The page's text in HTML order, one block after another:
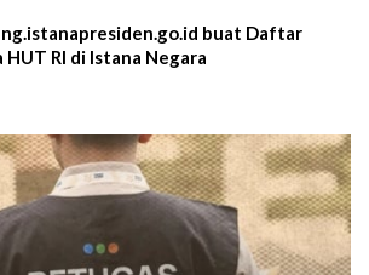
buat Daftar
RI di Istana Negara